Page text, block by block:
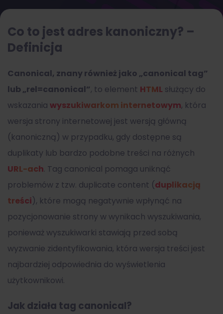
Co to jest adres kanoniczny? –
Definicja
Canonical, znany również jako „canonical tag”
lub „rel=canonical”, to element HTML służący do
wskazania wyszukiwarkom internetowym, która
wersja strony internetowej jest wersją główną
(kanoniczną) w przypadku, gdy dostępne są
duplikaty lub bardzo podobne treści na różnych
URL-ach. Tag canonical pomaga uniknąć
problemów z tzw. duplicate content (duplikacją
treści), które mogą negatywnie wpłynąć na
pozycjonowanie strony w wynikach wyszukiwania,
ponieważ wyszukiwarki stawiają przed sobą
wyzwanie zidentyfikowania, która wersja treści jest
najbardziej odpowiednia do wyświetlenia
użytkownikowi.
Jak działa tag canonical?